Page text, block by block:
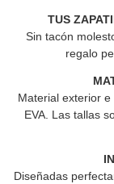
TUS
Sin tacón
regalo
Material exterior
EVA. Las tallas
Diseñadas